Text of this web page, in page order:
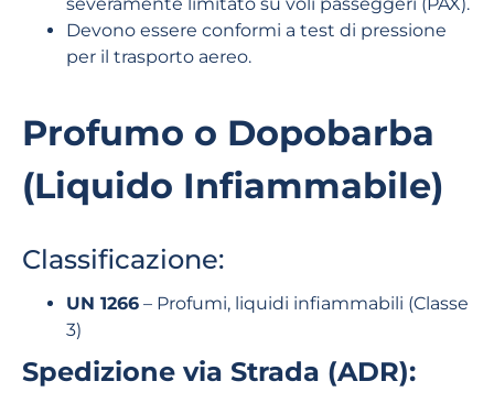
Devono essere conformi a test di pressione
per il trasporto aereo.
Profumo o Dopobarba
(Liquido Infiammabile)
Classificazione:
UN 1266 – Profumi, liquidi infiammabili (Classe
3)
Spedizione via Strada (ADR):